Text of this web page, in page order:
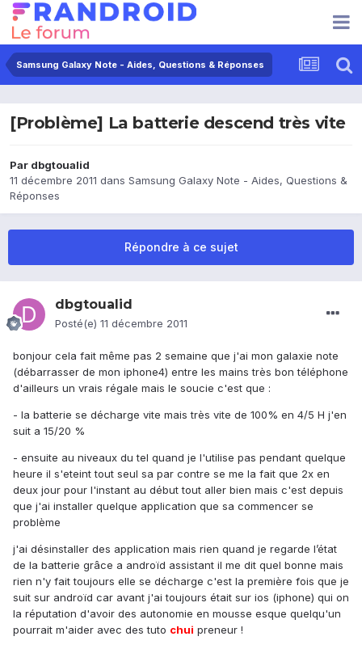
Samsung Galaxy Note - Aides, Questions & Réponses
[Problème] La batterie descend très vite
Par dbgtoualid
11 décembre 2011 dans Samsung Galaxy Note - Aides, Questions &
Réponses
Répondre à ce sujet
dbgtoualid
Posté(e) 11 décembre 2011
bonjour cela fait même pas 2 semaine que j'ai mon galaxie note
(débarrasser de mon iphone4) entre les mains très bon téléphone
d'ailleurs un vrais régale mais le soucie c'est que :
- la batterie se décharge vite mais très vite de 100% en 4/5 H j'en
suit a 15/20 %
- ensuite au niveaux du tel quand je l'utilise pas pendant quelque
heure il s'eteint tout seul sa par contre se me la fait que 2x en
deux jour pour l'instant au début tout aller bien mais c'est depuis
que j'ai installer quelque application que sa commencer se
problème
j'ai désinstaller des application mais rien quand je regarde l’état
de la batterie grâce a androïd assistant il me dit quel bonne mais
rien n'y fait toujours elle se décharge c'est la première fois que je
suit sur androïd car avant j'ai toujours était sur ios (iphone) qui on
la réputation d'avoir des autonomie en mousse esque quelqu'un
pourrait m'aider avec des tuto chui preneur !